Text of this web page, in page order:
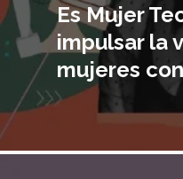
Es Mujer
impulsar la
mujeres